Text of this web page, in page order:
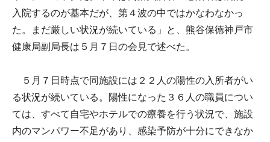
入院するのが基本だが、第４波の中ではかなわなかっ
た。まだ厳しい状況が続いている」と、熊谷保徳神戸市
健康局副局長は５月７日の会見で述べた。
５月７日時点で同施設には２２人の陽性の入所者がい
る状況が続いている。陽性になった３６人の職員につい
ては、すべて自宅やホテルでの療養を行う状況で、施設
内のマンパワー不足があり、感染予防が十分にできなか